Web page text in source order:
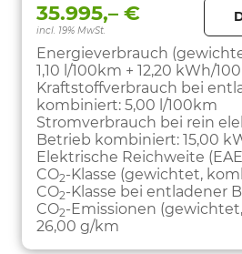
35.995,– €
incl. 19% MwSt.
Energieverbrauch
1,10 l/100km + 12,20 kWh/
Kraftstoffverbrauch bei
kombiniert: 5,00 l/100km
Stromverbrauch bei rein
Betrieb kombiniert: 15,00
Elektrische Reichweite
CO2-Klasse (gewichtet,
CO2-Klasse bei entladener
CO2-Emissionen
26,00 g/km